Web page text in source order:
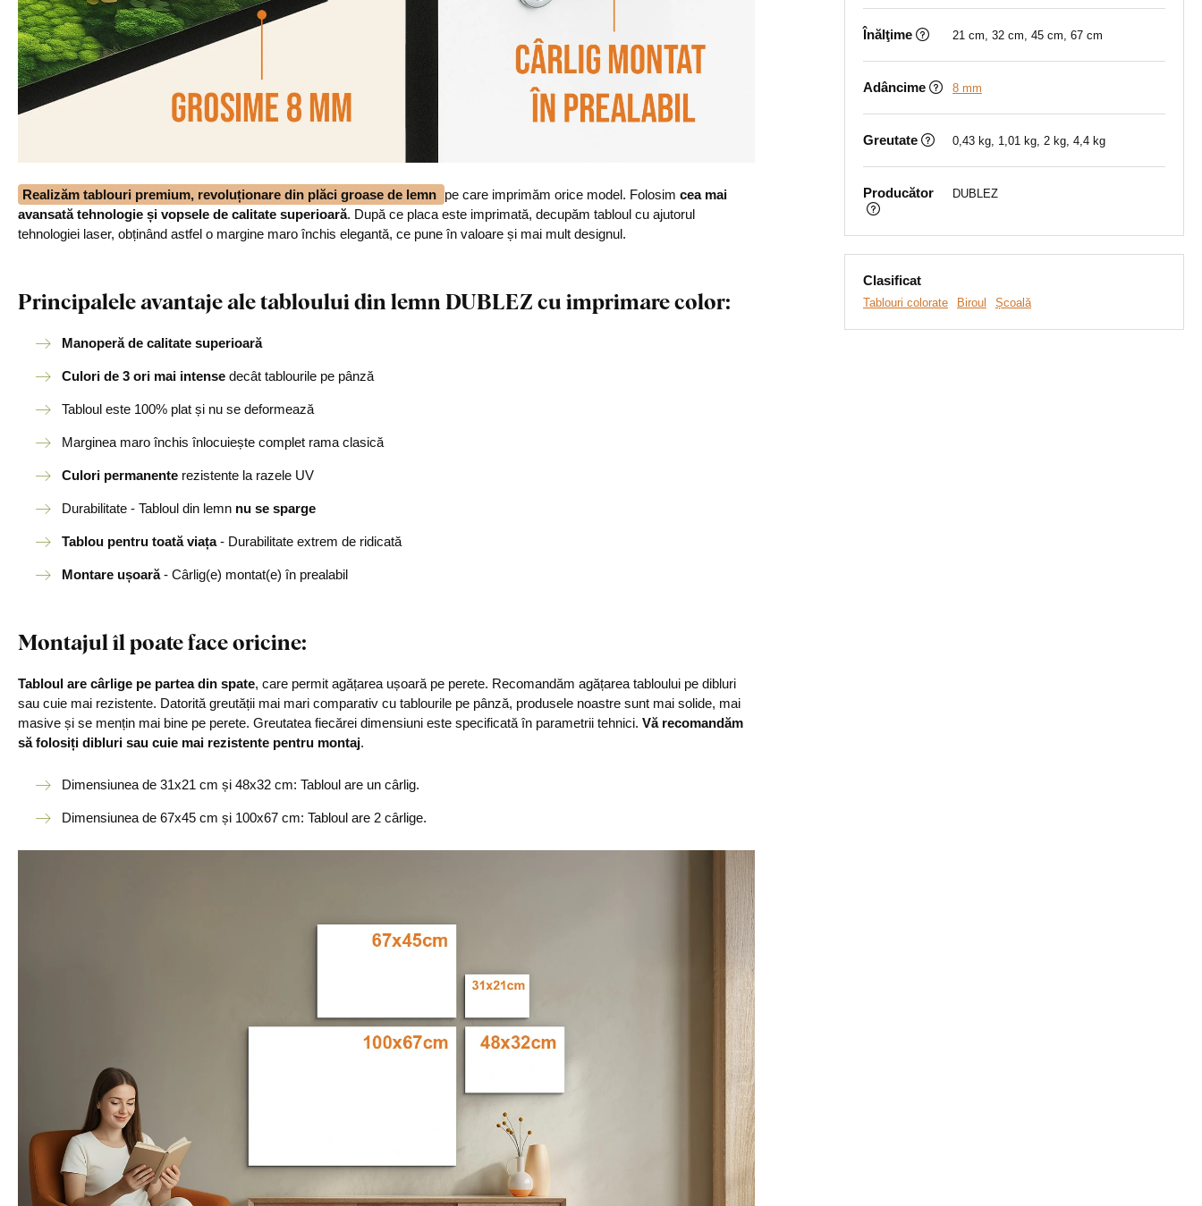
Realizăm tablouri premium, revoluționare din plăci groase de lemn pe care imprimăm orice model. Folosim cea mai
avansată tehnologie și vopsele de calitate superioară. După ce placa este imprimată, decupăm tabloul cu ajutorul
tehnologiei laser, obținând astfel o margine maro închis elegantă, ce pune în valoare și mai mult designul.
Principalele avantaje ale tabloului din lemn DUBLEZ cu imprimare color:
Manoperă de calitate superioară
Culori de 3 ori mai intense decât tablourile pe pânză
Tabloul este 100% plat și nu se deformează
Marginea maro închis înlocuiește complet rama clasică
Culori permanente rezistente la razele UV
Durabilitate - Tabloul din lemn nu se sparge
Tablou pentru toată viața- Durabilitate extrem de ridicată
Montare ușoară- Cârlig(e) montat(e) în prealabil
Montajul îl poate face oricine:
Tabloul are cârlige pe partea din spate, care permit agățarea ușoară pe perete. Recomandăm agățarea tabloului pe dibluri
sau cuie mai rezistente. Datorită greutății mai mari comparativ cu tablourile pe pânză, produsele noastre sunt mai solide, mai
masive și se mențin mai bine pe perete. Greutatea fiecărei dimensiuni este specificată în parametrii tehnici. Vă recomandăm
să folosiți dibluri sau cuie mai rezistente pentru montaj.
Dimensiunea de 31x21 cm și 48x32 cm: Tabloul are un cârlig.
Dimensiunea de 67x45 cm și 100x67 cm: Tabloul are 2 cârlige.
Înălţime 21 cm, 32 cm, 45 cm, 67 cm
Adâncime 8 mm
Greutate 0,43 kg, 1,01 kg, 2 kg, 4,4 kg
Producător DUBLEZ
Clasificat
Tablouri colorate Biroul Școală